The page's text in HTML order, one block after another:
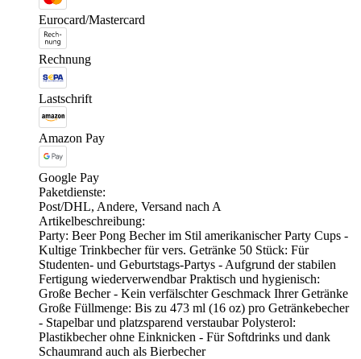
Eurocard/Mastercard
Rechnung
Lastschrift
Amazon Pay
Google Pay
Paketdienste:
Post/DHL, Andere, Versand nach A
Artikelbeschreibung:
Party: Beer Pong Becher im Stil amerikanischer Party Cups -
Kultige Trinkbecher für vers. Getränke 50 Stück: Für
Studenten- und Geburtstags-Partys - Aufgrund der stabilen
Fertigung wiederverwendbar Praktisch und hygienisch:
Große Becher - Kein verfälschter Geschmack Ihrer Getränke
Große Füllmenge: Bis zu 473 ml (16 oz) pro Getränkebecher
- Stapelbar und platzsparend verstaubar Polysterol:
Plastikbecher ohne Einknicken - Für Softdrinks und dank
Schaumrand auch als Bierbecher